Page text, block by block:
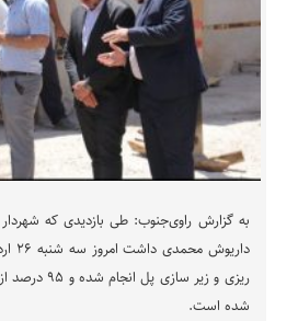
به گزارش راوی‌جنوب: طی بازدیدی که
ریزی و زیر
شده است.